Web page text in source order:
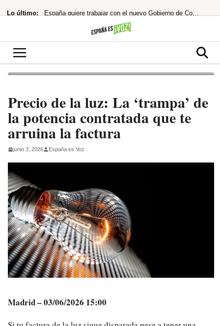
al Lo último: España quiere trabajar con el nuevo Gobierno de Colombia
¿cuándo te costará un ojo de la cara?
hace 33 años rechazó un taquillazo que hizo historia
Precio de la luz: La ‘trampa’ de
la potencia contratada que te
arruina la factura
junio 3, 2026 España es Voz
Madrid – 03/06/2026 15:00